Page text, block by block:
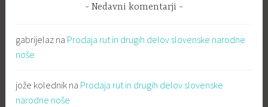
Nedavni komentarji
gabrijelaz na Prodaja rut in drugih delov slovenske narodne
noše
jože kolednik na Prodaja rut in drugih delov slovenske
narodne noše